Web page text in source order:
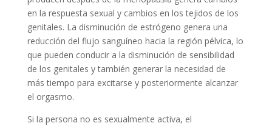
en la respuesta sexual y cambios en los tejidos de los
genitales. La disminución de estrógeno genera una
reducción del flujo sanguíneo hacia la región pélvica, lo
que pueden conducir a la disminución de sensibilidad
de los genitales y también generar la necesidad de
más tiempo para excitarse y posteriormente alcanzar
el orgasmo.
Si la persona no es sexualmente activa, el